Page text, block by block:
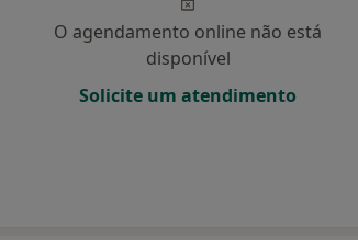
O agendamento online não está
disponível
Solicite um atendimento